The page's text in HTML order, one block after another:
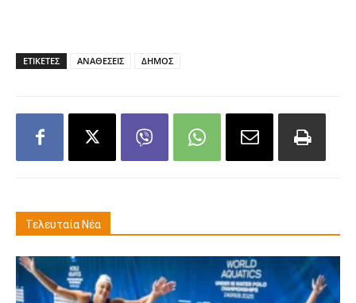
ΕΤΙΚΕΤΕΣ ΑΝΑΘΕΣΕΙΣ ΔΗΜΟΣ
Τελευταία Νέα